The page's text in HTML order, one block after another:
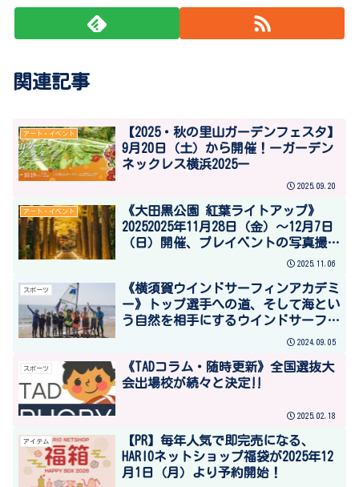
関連記事
アート・イベント
【2025・秋の里山ガーデンフェスタ】
9月20日（土）から開催！ーガーデン
ネックレス横浜2025ー
2025.09.20
アート・イベント
《大田黒公園 紅葉ライトアップ》
20252025年11月28日（金）～12月7日
（日）開催、プレイベントの写真撮影
会は11月27日（木）17：30～20：00
2025.11.06
スポーツ
《横須賀ウインドサーフィンアカデミ
ー》トップ選手への道、そして海とい
う自然を相手にするウインドサーフィ
2024.09.05
スポーツ
《TADコラム・随時更新》全国選抜大
2025.02.18
アイテム
【PR】毎年人気で即完売になる、
HARIOネットショップ福袋が2025年12
月1日（月）より予約開始！